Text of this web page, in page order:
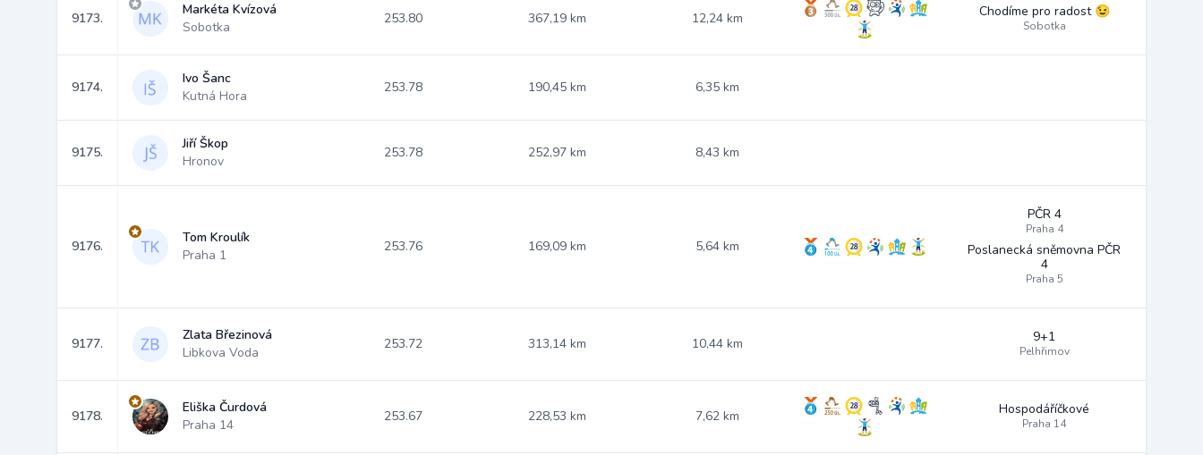
9173.
Markéta Kvízová
Sobotka
253.80 367,19 km 12,24 km Chodíme pro radost 😉
Sobotka
9174.
Ivo Šanc
Kutná Hora
253.78 190,45 km 6,35 km
9175.
Jiří Škop
Hronov
253.78 252,97 km 8,43 km
9176.
Tom Kroulík
Praha 1
253.76 169,09 km 5,64 km
PČR 4
Praha 4
Poslanecká sněmovna PČR
4
Praha 5
9177.
Zlata Březinová
Libkova Voda
253.72 313,14 km 10,44 km 9+1
Pelhřimov
9178.
Eliška Čurdová
Praha 14
253.67 228,53 km 7,62 km Hospodáříčkové
Praha 14